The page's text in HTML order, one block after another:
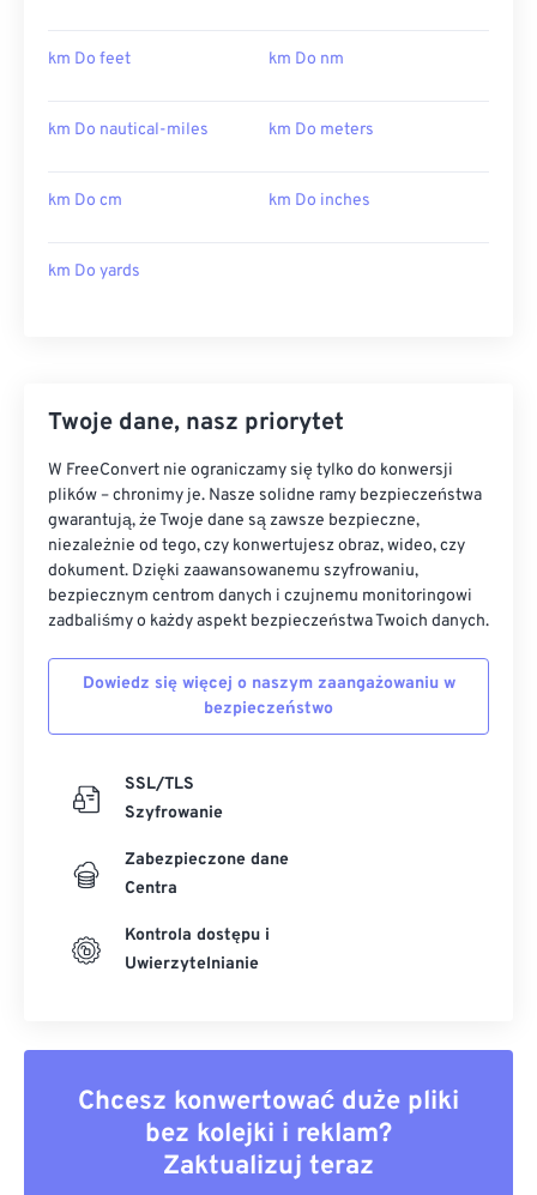
km Do feet km Do nm
km Do nautical-miles km Do meters
km Do cm km Do inches
km Do yards
Twoje dane, nasz priorytet
W FreeConvert nie ograniczamy się tylko do konwersji
plików – chronimy je. Nasze solidne ramy bezpieczeństwa
gwarantują, że Twoje dane są zawsze bezpieczne,
niezależnie od tego, czy konwertujesz obraz, wideo, czy
dokument. Dzięki zaawansowanemu szyfrowaniu,
bezpiecznym centrom danych i czujnemu monitoringowi
zadbaliśmy o każdy aspekt bezpieczeństwa Twoich danych.
Dowiedz się więcej o naszym zaangażowaniu w
bezpieczeństwo
SSL/TLS
Szyfrowanie
Zabezpieczone dane
Centra
Kontrola dostępu i
Uwierzytelnianie
Chcesz konwertować duże pliki
bez kolejki i reklam?
Zaktualizuj teraz